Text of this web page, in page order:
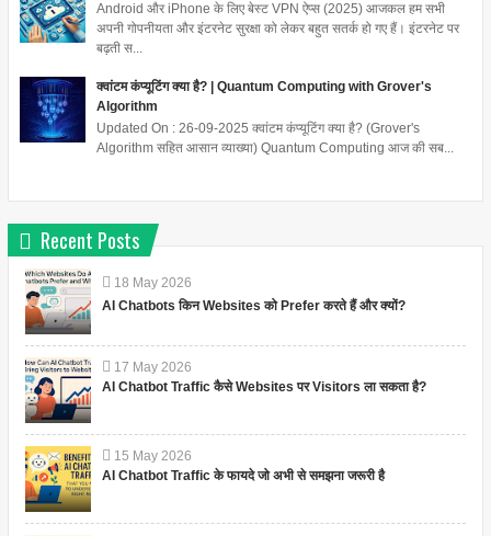
Android और iPhone के लिए बेस्ट VPN ऐप्स (2025) आजकल हम सभी
अपनी गोपनीयता और इंटरनेट सुरक्षा को लेकर बहुत सतर्क हो गए हैं। इंटरनेट पर
बढ़ती स...
क्वांटम कंप्यूटिंग क्या है? | Quantum Computing with Grover's
Algorithm
Updated On : 26-09-2025 क्वांटम कंप्यूटिंग क्या है? (Grover's
Algorithm सहित आसान व्याख्या) Quantum Computing आज की सब...
Recent Posts
18 May 2026
AI Chatbots किन Websites को Prefer करते हैं और क्यों?
17 May 2026
AI Chatbot Traffic कैसे Websites पर Visitors ला सकता है?
15 May 2026
AI Chatbot Traffic के फायदे जो अभी से समझना जरूरी है